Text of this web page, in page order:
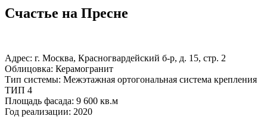
Счастье на Пресне
Адрес: г. Москва, Красногвардейский б-р, д. 15, стр. 2
Облицовка: Керамогранит
Тип системы: Межэтажная ортогональная система крепления
ТИП 4
Площадь фасада: 9 600 кв.м
Год реализации: 2020